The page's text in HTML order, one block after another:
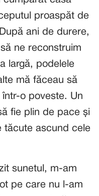
proaspăt de
ani de durere,
ne reconstruim
largă, podelele
mă făceau să
o poveste. Un
fie plin de pace și
tăcute ascund cele
sunetul, m-am
pe care nu l-am